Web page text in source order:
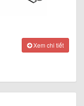
Xem chi tiết